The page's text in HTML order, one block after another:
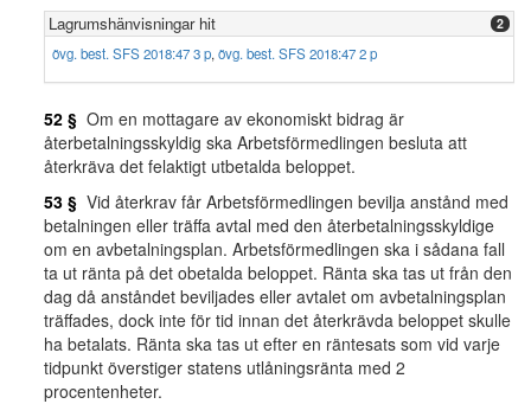
Lagrumshänvisningar hit 2
övg. best. SFS 2018:47 3 p, övg. best. SFS 2018:47 2 p
52 § Om en mottagare av ekonomiskt bidrag är
återbetalningsskyldig ska Arbetsförmedlingen besluta att
återkräva det felaktigt utbetalda beloppet.
53 § Vid återkrav får Arbetsförmedlingen bevilja anstånd med
betalningen eller träffa avtal med den återbetalningsskyldige
om en avbetalningsplan. Arbetsförmedlingen ska i sådana fall
ta ut ränta på det obetalda beloppet. Ränta ska tas ut från den
dag då anståndet beviljades eller avtalet om avbetalningsplan
träffades, dock inte för tid innan det återkrävda beloppet skulle
ha betalats. Ränta ska tas ut efter en räntesats som vid varje
tidpunkt överstiger statens utlåningsränta med 2
procentenheter.